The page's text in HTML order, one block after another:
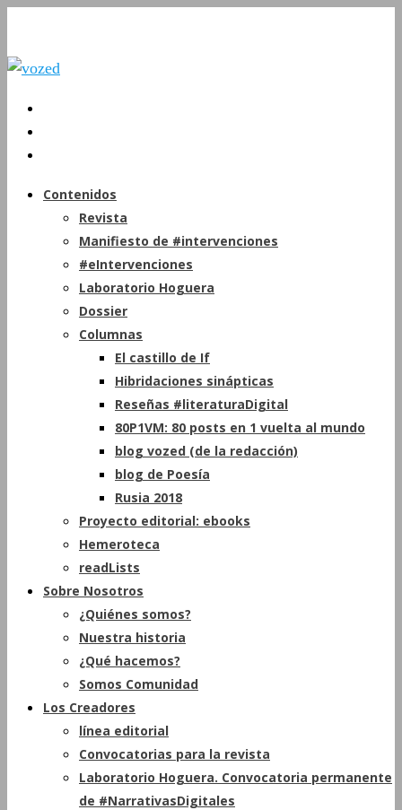
Contenidos
Revista
Manifiesto de #intervenciones
#eIntervenciones
Laboratorio Hoguera
Dossier
Columnas
El castillo de If
Hibridaciones sinápticas
Reseñas #literaturaDigital
80P1VM: 80 posts en 1 vuelta al mundo
blog vozed (de la redacción)
blog de Poesía
Rusia 2018
Proyecto editorial: ebooks
Hemeroteca
readLists
Sobre Nosotros
¿Quiénes somos?
Nuestra historia
¿Qué hacemos?
Somos Comunidad
Los Creadores
línea editorial
Convocatorias para la revista
Laboratorio Hoguera. Convocatoria permanente
de #NarrativasDigitales